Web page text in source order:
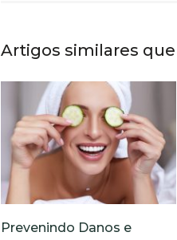
Artigos similares
Prevenindo Danos e